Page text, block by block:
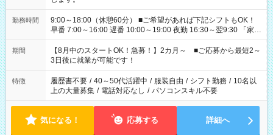
勤務時間
9:00～18:00（休憩60分） ■ご希望があれば下記シフトもOK！
早番 7:00～16:00 遅番 10:00～19:00 夜勤 16:30～翌9:30 「家族
と休みを合わせたい」 「余裕を持って夕飯の準備がしたい」
「できれば残業はしたくない」 など、ご希望を教えてください
ね。 ※Wワーク希望の方へ 今ご覧のお仕事で希望する勤務時間
と、もう1つのお仕事の勤務時間。 合計で週40時間を超える場
合は応募できません。
期間
【8月中のスタートOK！急募！】2カ月～ ■ご応募から最短2～
3日後に就業が可能です！
特徴 履歴書不要 / 40～50代活躍中 / 服装自由 / シフト勤務 / 10名以
上の大量募集 / 電話対応なし / パソコンスキル不要
気になる！ 応募する 詳細へ